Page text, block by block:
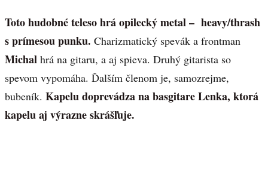
Toto hudobné teleso hrá opilecký metal – heavy/thrash
s prímesou punku. Charizmatický spevák a frontman
Michal hrá na gitaru, a aj spieva. Druhý gitarista so
spevom vypomáha. Ďalším členom je, samozrejme,
bubeník. Kapelu doprevádza na basgitare Lenka, ktorá
kapelu aj výrazne skrášľuje.